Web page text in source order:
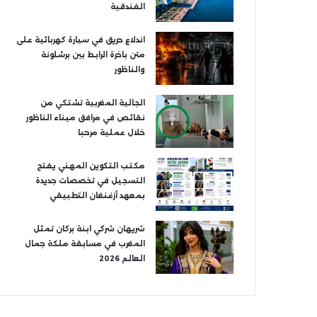
الفندقية
اندلاع حريق في سيارة كهربائية على
متن باخرة الرابط بين برشلونة
والناظور
الجالية المغربية تشتكي من
نقائص في مرافق ميناء الناظور
خلال عملية مرحبا
مكتب التكوين المهني يفتح
التسجيل في تخصصات جديدة
بمعهد أزغنغان التطبيقي
شريهان شركي ابنة بركان تمثل
المغرب في مسابقة ملكة جمال
العالم 2026